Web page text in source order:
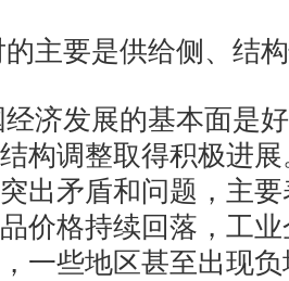
主要是供给侧、结
济发展的基本面是
构调整取得积极进
出矛盾和问题，主
价格持续回落，工
一些地区甚至出现